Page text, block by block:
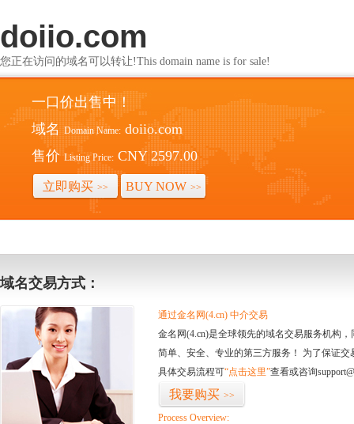
doiio.com
您正在访问的域名可以转让!This domain name is for sale!
一口价出售中！
域名 Domain Name: doiio.com
售价 Listing Price: CNY 2597.00
立即购买 >> BUY NOW >>
域名交易方式：
通过金名网(4.cn) 中介交易
金名网(4.cn)是全球领先的域名交易服务机构
简单、安全、专业的第三方服务！ 为了保证
具体交易流程可“点击这里”查看或咨询
我要购买 >>
Process Overview: